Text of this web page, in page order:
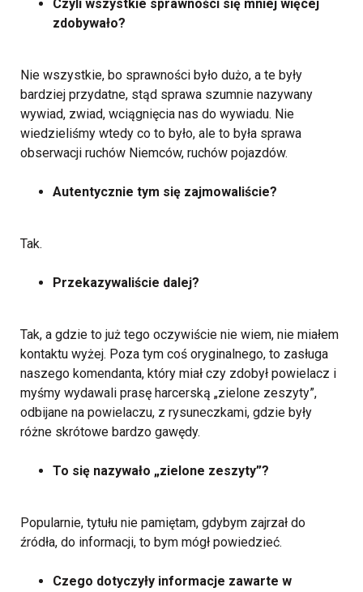
Czyli wszystkie sprawności się mniej więcej
zdobywało?
Nie wszystkie, bo sprawności było dużo, a te były
bardziej przydatne, stąd sprawa szumnie nazywany
wywiad, zwiad, wciągnięcia nas do wywiadu. Nie
wiedzieliśmy wtedy co to było, ale to była sprawa
obserwacji ruchów Niemców, ruchów pojazdów.
Autentycznie tym się zajmowaliście?
Tak.
Przekazywaliście dalej?
Tak, a gdzie to już tego oczywiście nie wiem, nie miałem
kontaktu wyżej. Poza tym coś oryginalnego, to zasługa
naszego komendanta, który miał czy zdobył powielacz i
myśmy wydawali prasę harcerską „zielone zeszyty”,
odbijane na powielaczu, z rysuneczkami, gdzie były
różne skrótowe bardzo gawędy.
To się nazywało „zielone zeszyty”?
Popularnie, tytułu nie pamiętam, gdybym zajrzał do
źródła, do informacji, to bym mógł powiedzieć.
Czego dotyczyły informacje zawarte w